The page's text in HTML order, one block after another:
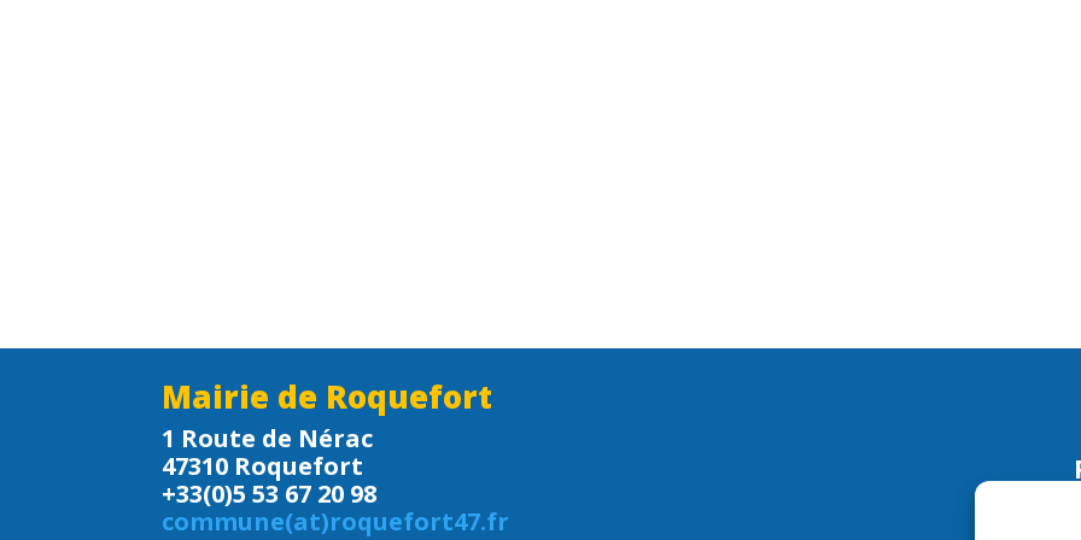
Mairie de Roquefort
1 Route de Nérac
47310 Roquefort
+33(0)5 53 67 20 98
commune(at)roquefort47.fr